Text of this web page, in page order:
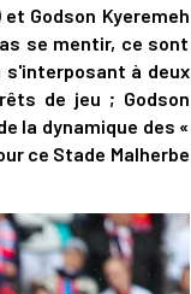
Godson Kyeremeh
se mentir, ce sont
s'interposant à deux
de jeu ; Godson
la dynamique des «
ce Stade Malherbe